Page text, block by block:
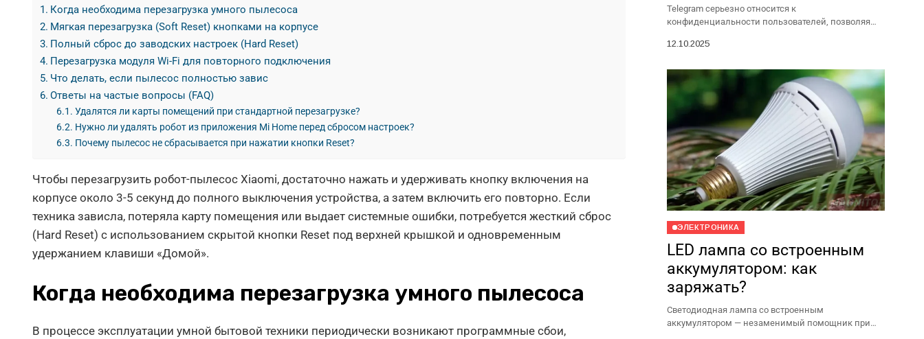
Когда необходима перезагрузка умного пылесоса
Мягкая перезагрузка (Soft Reset) кнопками на корпусе
Полный сброс до заводских настроек (Hard Reset)
Перезагрузка модуля Wi-Fi для повторного подключения
Что делать, если пылесос полностью завис
Ответы на частые вопросы (FAQ)
Удалятся ли карты помещений при стандартной перезагрузке?
Нужно ли удалять робот из приложения Mi Home перед сбросом настроек?
Почему пылесос не сбрасывается при нажатии кнопки Reset?
Чтобы перезагрузить робот-пылесос Xiaomi, достаточно нажать и удерживать кнопку включения на
корпусе около 3-5 секунд до полного выключения устройства, а затем включить его повторно. Если
техника зависла, потеряла карту помещения или выдает системные ошибки, потребуется жесткий сброс
(Hard Reset) с использованием скрытой кнопки Reset под верхней крышкой и одновременным
удержанием клавиши «Домой».
Когда необходима перезагрузка умного пылесоса
В процессе эксплуатации умной бытовой техники периодически возникают программные сбои,
Telegram серьезно относится к
конфиденциальности пользователей, позволяя
статуса. Если человек скрыл время последней
12.10.2025
ЭЛЕКТРОНИКА
LED лампа со встроенным
аккумулятором: как
заряжать?
Светодиодная лампа со встроенным
аккумулятором — незаменимый помощник при